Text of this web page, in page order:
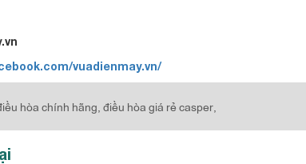
vuadienmay.vn/
hòa chính hãng, điều hòa giá rẻ casper,